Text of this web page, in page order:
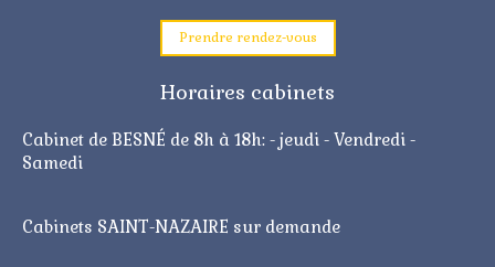
Prendre rendez-vous
Horaires cabinets
Cabinet de BESNÉ de 8h à 18h: - jeudi - Vendredi -
Samedi
Cabinets SAINT-NAZAIRE sur demande